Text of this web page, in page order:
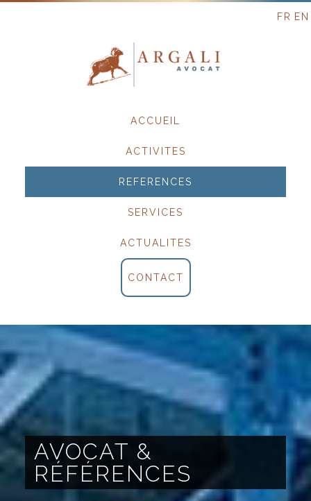
FR EN
content
ACCUEIL
ACTIVITES
REFERENCES
SERVICES
ACTUALITES
CONTACT
AVOCAT &
RÉFÉRENCES